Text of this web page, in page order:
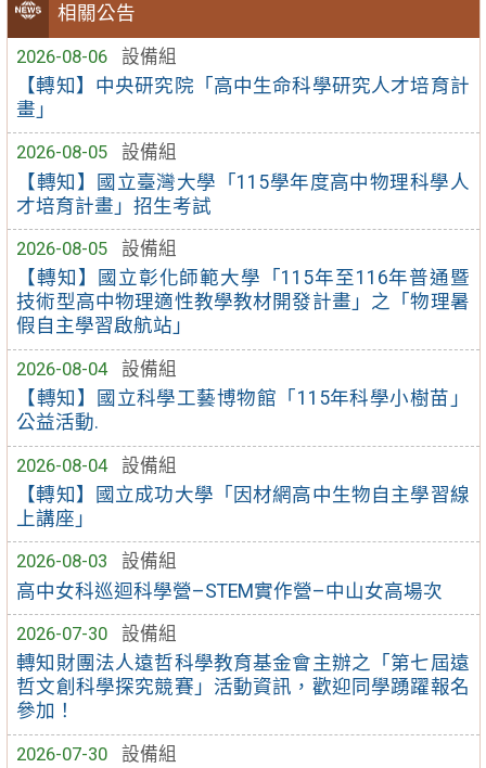
相關公告
2026-08-06
設備組
【轉知】中央研究院「高中生命科學研究人才培育計
畫」
2026-08-05
設備組
【轉知】國立臺灣大學「115學年度高中物理科學人
才培育計畫」招生考試
2026-08-05
設備組
【轉知】國立彰化師範大學「115年至116年普通暨
技術型高中物理適性教學教材開發計畫」之「物理暑
假自主學習啟航站」
2026-08-04
設備組
【轉知】國立科學工藝博物館「115年科學小樹苗」
公益活動.
2026-08-04
設備組
【轉知】國立成功大學「因材網高中生物自主學習線
上講座」
2026-08-03
設備組
高中女科巡迴科學營–STEM實作營–中山女高場次
2026-07-30
設備組
轉知財團法人遠哲科學教育基金會主辦之「第七屆遠
哲文創科學探究競賽」活動資訊，歡迎同學踴躍報名
參加！
2026-07-30
設備組